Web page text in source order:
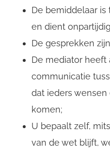
De bemiddelaar
en dient
De gesprekken
De mediator heeft
communicatie
dat ieders
komen;
U bepaalt zelf,
van de wet blijft,